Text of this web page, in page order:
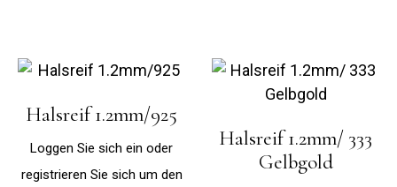
Halsreif 1.2mm/925
Loggen Sie sich ein oder
registrieren Sie sich um den
Halsreif 1.2mm/ 333
Gelbgold